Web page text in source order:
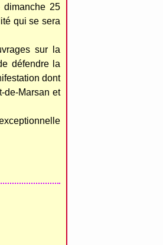
25
qui se sera
sur la
défendre la
dont
de-Marsan et